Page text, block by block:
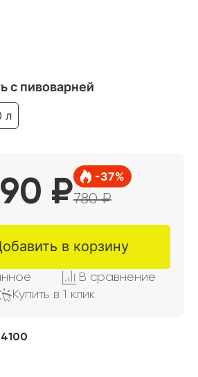
с пивоварней
л
₽ -37%
780₽
в корзину
е В сравнение
Купить в 1 клик